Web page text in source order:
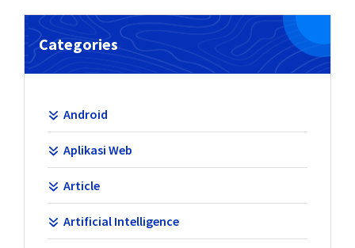
Categories
Android
Aplikasi Web
Article
Artificial Intelligence